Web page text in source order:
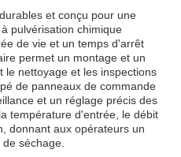
et conçu pour une
pulvérisation chimique
de vie et un temps d'arrêt
permet un montage et un
le nettoyage et les inspections
de panneaux de commande
et un réglage précis des
température d'entrée, le débit
donnant aux opérateurs un
séchage.